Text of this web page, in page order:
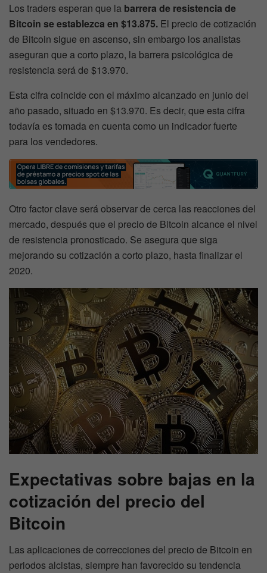
Los traders esperan que la barrera de resistencia de
Bitcoin se establezca en $13.875. El precio de cotización
de Bitcoin sigue en ascenso, sin embargo los analistas
aseguran que a corto plazo, la barrera psicológica de
resistencia será de $13.970.
Esta cifra coincide con el máximo alcanzado en junio del
año pasado, situado en $13.970. Es decir, que esta cifra
todavía es tomada en cuenta como un indicador fuerte
para los vendedores.
Otro factor clave será observar de cerca las reacciones del
mercado, después que el precio de Bitcoin alcance el nivel
de resistencia pronosticado. Se asegura que siga
mejorando su cotización a corto plazo, hasta finalizar el
2020.
Expectativas sobre bajas en la
cotización del precio del
Bitcoin
Las aplicaciones de correcciones del precio de Bitcoin en
periodos alcistas, siempre han favorecido su tendencia